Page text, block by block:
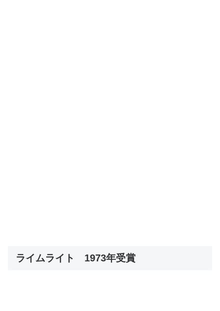
ライムライト 1973年受賞